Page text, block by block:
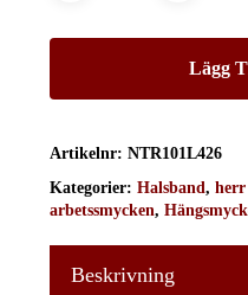
Lägg
Artikelnr: NTR101L426
Kategorier: Halsband, herr
arbetssmycken,
Beskrivning